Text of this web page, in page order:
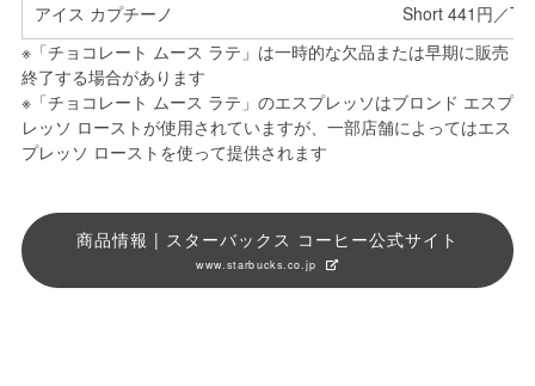
アイス カプチーノ
Short 441円／
※「チョコレート ムース ラテ」は一時的な欠品または早期に販売
終了する場合があります
※「チョコレート ムース ラテ」のエスプレッソはブロンド エスプ
レッソ ローストが使用されていますが、一部店舗によってはエス
プレッソ ローストを使って提供されます
商品情報 | スターバックス コーヒー公式サイト
www.starbucks.co.jp